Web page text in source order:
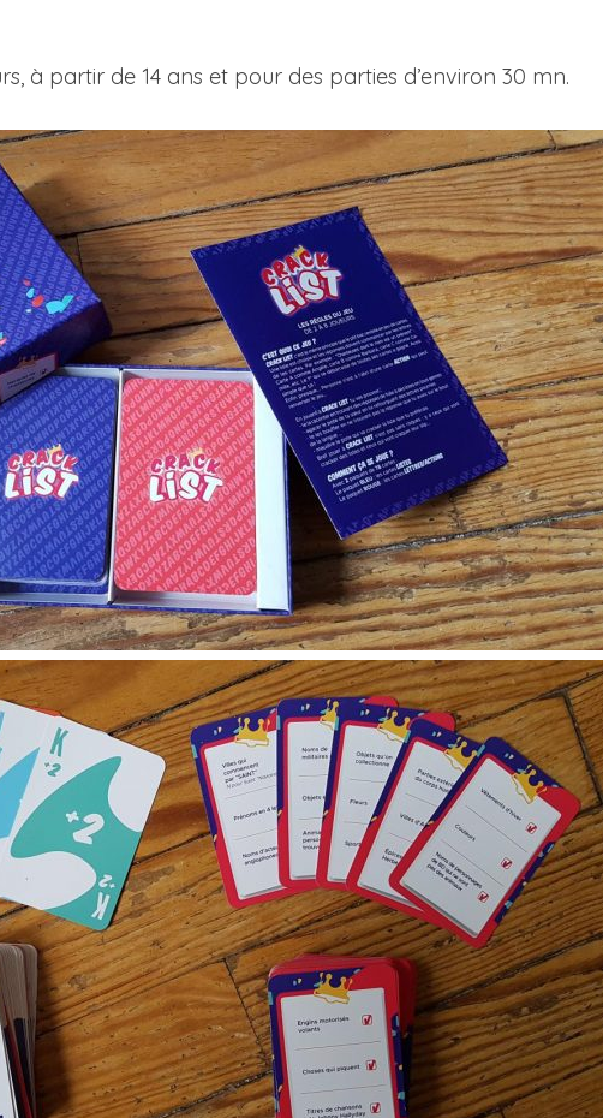
à partir de 14 ans et pour des parties d’environ 30 mn.